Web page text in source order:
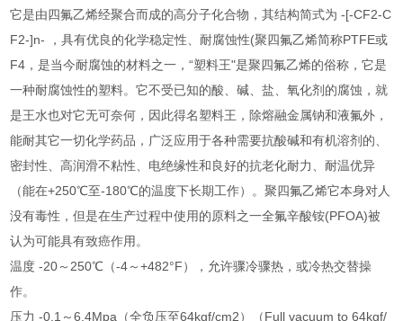
它是由四氟乙烯经聚合而成的高分子化合物，其结构简式为 -[-CF2-C
F2-]n- ，具有优良的化学稳定性、耐腐蚀性(聚四氟乙烯简称PTFE或
F4，是当今耐腐蚀的材料之一，“塑料王"是聚四氟乙烯的俗称，它是
一种耐腐蚀性的塑料。它不受已知的酸、碱、盐、氧化剂的腐蚀，就
是王水也对它无可奈何，因此得名塑料王，除熔融金属钠和液氟外，
能耐其它一切化学药品，广泛应用于各种需要抗酸碱和有机溶剂的、
密封性、高润滑不粘性、电绝缘性和良好的抗老化耐力、耐温优异
（能在+250℃至-180℃的温度下长期工作）。聚四氟乙烯它本身对人
没有毒性，但是在生产过程中使用的原料之一全氟辛酸铵(PFOA)被
认为可能具有致癌作用。
温度 -20～250℃（-4～+482°F），允许骤冷骤热，或冷热交替操
作。
压力 -0.1～6.4Mpa（全负压至64kgf/cm2）（Full vacuum to 64kgf/